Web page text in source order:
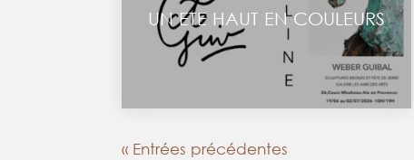
UN ETE HAUT EN COULEURS
« Entrées précédentes